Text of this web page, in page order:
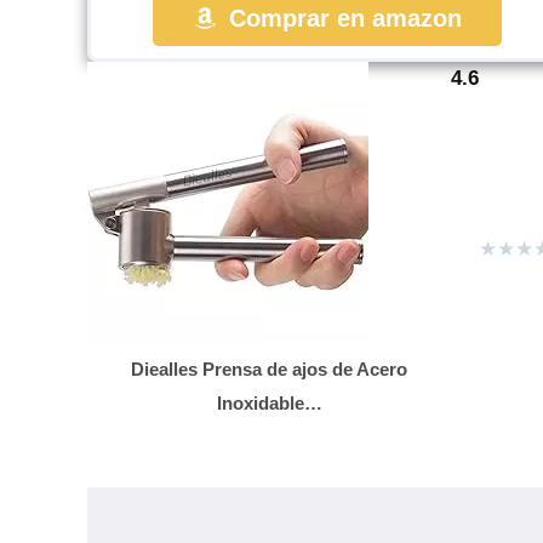
Comprar en amazon
Diealles Prensa de ajos de Acero
Inoxidable…
4.6
★ ★ ★